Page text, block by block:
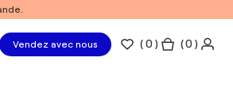
Vendez avec nous (0 ) ( 0 )